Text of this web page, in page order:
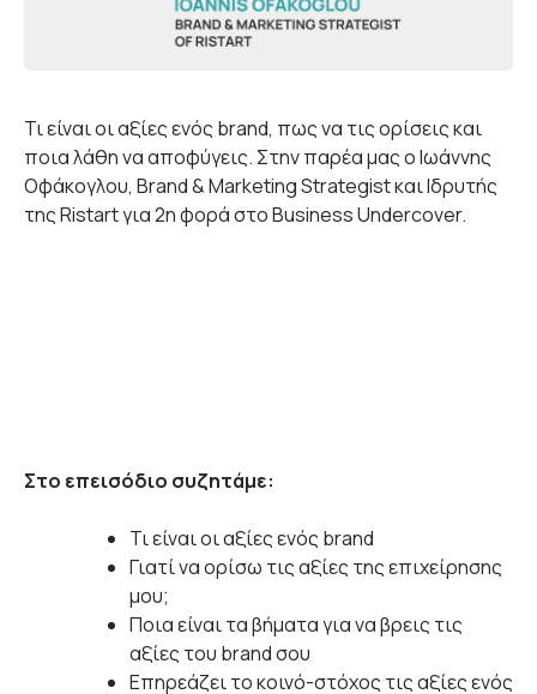
Τι είναι οι αξίες ενός brand, πως να τις ορίσεις και
ποια λάθη να αποφύγεις. Στην παρέα μας ο Ιωάννης
Οφάκογλου, Brand & Marketing Strategist και Ιδρυτής
της Ristart για 2η φορά στο Business Undercover.
Στο επεισόδιο συζητάμε:
Τι είναι οι αξίες ενός brand
Γιατί να ορίσω τις αξίες της επιχείρησης
μου;
Ποια είναι τα βήματα για να βρεις τις
αξίες του brand σου
Επηρεάζει το κοινό-στόχος τις αξίες ενός